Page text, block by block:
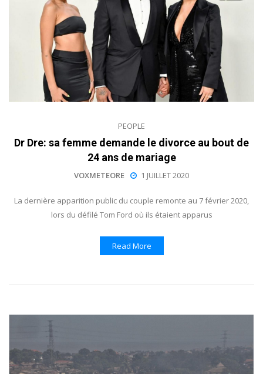
PEOPLE
Dr Dre: sa femme demande le divorce au bout de
24 ans de mariage
VOXMETEORE 1 JUILLET 2020
La dernière apparition public du couple remonte au 7 février 2020,
lors du défilé Tom Ford où ils étaient apparus
Read More